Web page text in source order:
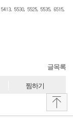
글목록
찜하기